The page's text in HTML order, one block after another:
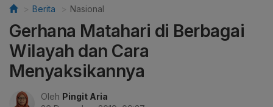
Berita Nasional
Gerhana Matahari di Berbagai
Wilayah dan Cara
Menyaksikannya
Oleh Pingit Aria